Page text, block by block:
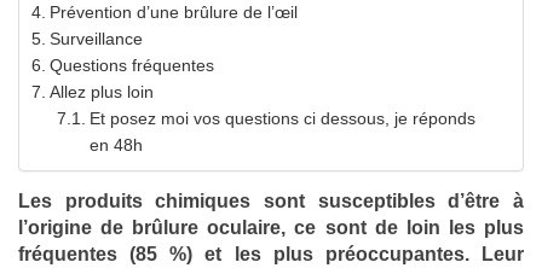
Prévention d’une brûlure de l’œil
Surveillance
Questions fréquentes
Allez plus loin
Et posez moi vos questions ci dessous, je réponds
en 48h
Les produits chimiques sont susceptibles d’être à
l’origine de brûlure oculaire, ce sont de loin les plus
fréquentes (85 %) et les plus préoccupantes. Leur